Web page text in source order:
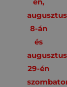
augusztus
8-án
és
augusztus
29-én